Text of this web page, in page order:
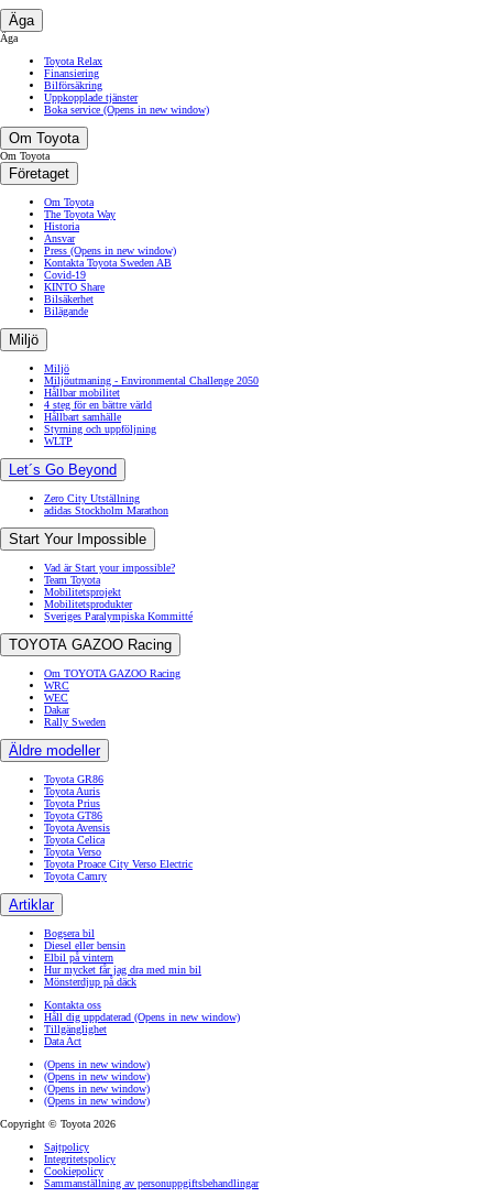
Äga
Äga
Toyota Relax
Finansiering
Bilförsäkring
Uppkopplade tjänster
Boka service (Opens in new window)
Om Toyota
Om Toyota
Företaget
Om Toyota
The Toyota Way
Historia
Ansvar
Press (Opens in new window)
Kontakta Toyota Sweden AB
Covid-19
KINTO Share
Bilsäkerhet
Bilägande
Miljö
Miljö
Miljöutmaning - Environmental Challenge 2050
Hållbar mobilitet
4 steg för en bättre värld
Hållbart samhälle
Styrning och uppföljning
WLTP
Let´s Go Beyond
Zero City Utställning
adidas Stockholm Marathon
Start Your Impossible
Vad är Start your impossible?
Team Toyota
Mobilitetsprojekt
Mobilitetsprodukter
Sveriges Paralympiska Kommitté
TOYOTA GAZOO Racing
Om TOYOTA GAZOO Racing
WRC
WEC
Dakar
Rally Sweden
Äldre modeller
Toyota GR86
Toyota Auris
Toyota Prius
Toyota GT86
Toyota Avensis
Toyota Celica
Toyota Verso
Toyota Proace City Verso Electric
Toyota Camry
Artiklar
Bogsera bil
Diesel eller bensin
Elbil på vintern
Hur mycket får jag dra med min bil
Mönsterdjup på däck
Kontakta oss
Håll dig uppdaterad (Opens in new window)
Tillgänglighet
Data Act
(Opens in new window)
(Opens in new window)
(Opens in new window)
(Opens in new window)
Copyright © Toyota 2026
Sajtpolicy
Integritetspolicy
Cookiepolicy
Sammanställning av personuppgiftsbehandlingar